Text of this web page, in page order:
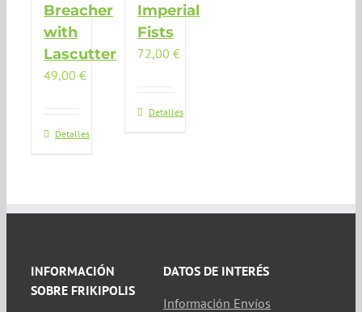
Breacher
with
Lascutter
49,00 €
Detalles
Imperial
Fists
72,00€
Detalles
INFORMACIÓN
SOBRE FRIKIPOLIS
DATOS DE INTERÉS
Información Envíos